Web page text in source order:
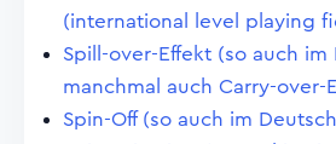
(international level playing
Spill-over-Effekt (so auch
manchmal auch Carry-over-
Spin-Off (so auch im